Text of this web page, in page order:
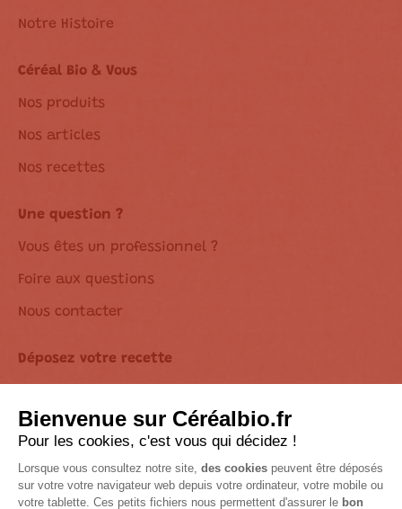
Notre Histoire
Céréal Bio & Vous
Nos produits
Nos articles
Nos recettes
Une question ?
Vous êtes un professionnel ?
Foire aux questions
Nous contacter
Déposez votre recette
Suivez-nous sur les réseaux !